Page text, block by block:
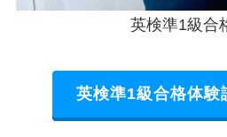
英検準1級合
英検準1級合格体験